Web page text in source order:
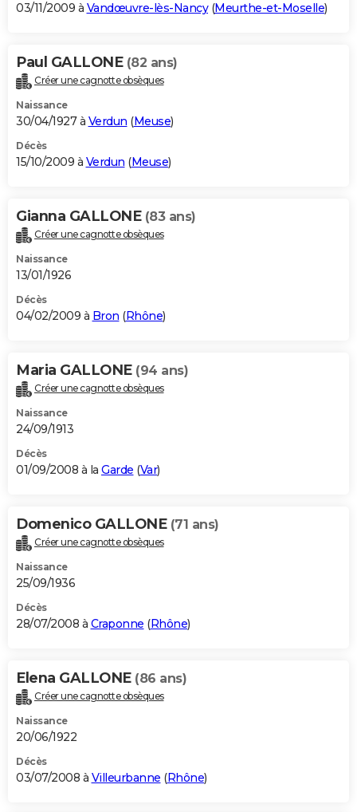
03/11/2009 à Vandœuvre-lès-Nancy(Meurthe-et-Moselle)
Paul GALLONE (82 ans)
Créer une cagnotte obsèques
Naissance
30/04/1927 à Verdun (Meuse)
Décès
15/10/2009 à Verdun (Meuse)
Gianna GALLONE (83 ans)
Créer une cagnotte obsèques
Naissance
13/01/1926
Décès
04/02/2009 à Bron (Rhône)
Maria GALLONE (94 ans)
Créer une cagnotte obsèques
Naissance
24/09/1913
Décès
01/09/2008 à la Garde (Var)
Domenico GALLONE (71 ans)
Créer une cagnotte obsèques
Naissance
25/09/1936
Décès
28/07/2008 à Craponne (Rhône)
Elena GALLONE (86 ans)
Créer une cagnotte obsèques
Naissance
20/06/1922
Décès
03/07/2008 à Villeurbanne (Rhône)